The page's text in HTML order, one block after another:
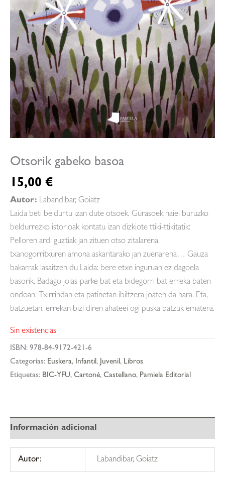
Otsorik gabeko basoa
15,00 €
Autor: Labandibar, Goiatz
Laida beti beldurtu izan dute otsoek. Gurasoek haiei buruzko
beldurrezko istorioak kontatu izan dizkiote ttiki-ttikitatik:
Pelloren ardi guztiak jan zituen otso zitalarena,
txanogorritxuren amona askaritarako jan zuenarena… Gauza
bakarrak lasaitzen du Laida: bere etxe inguruan ez dagoela
basorik. Badago jolas-parke bat eta bidegorri bat erreka baten
ondoan. Txirrindan eta patinetan ibiltzera joaten da hara. Eta,
batzuetan, errekan bizi diren ahateei ogi puska batzuk ematera.
Sin existencias
ISBN: 978-84-9172-421-6
Categorías: Euskera, Infantil, Juvenil, Libros
Etiquetas: BIC-YFU, Cartoné, Castellano, Pamiela Editorial
Información adicional
Autor: Labandibar, Goiatz